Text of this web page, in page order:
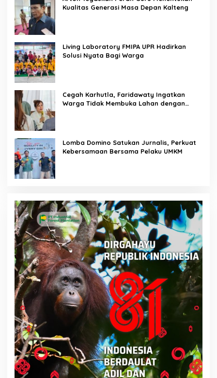
Kualitas Generasi Masa Depan Kalteng
Living Laboratory FMIPA UPR Hadirkan
Solusi Nyata Bagi Warga
Cegah Karhutla, Faridawaty Ingatkan
Warga Tidak Membuka Lahan dengan
Lomba Domino Satukan Jurnalis, Perkuat
Kebersamaan Bersama Pelaku UMKM